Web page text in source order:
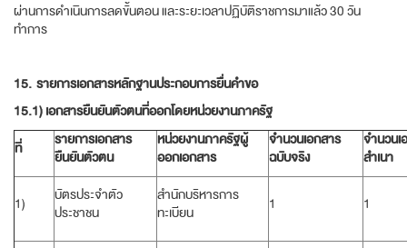
ผ่านการดำเนินการลดขั้นตอน และระยะเวลาปฏิบัติราชการมาแล้ว 30 วัน
ทำการ
15. รายการเอกสารหลักฐานประกอบการยื่นคำขอ
15.1) เอกสารยืนยันตัวตนที่ออกโดยหน่วยงานภาครัฐ
ที่
รายการเอกสาร
ยืนยันตัวตน
หน่วยงานภาครัฐผู้
ออกเอกสาร
จำนวนเอกสาร
ฉบับจริง
จำนวนเ
สำเนา
1)
บัตรประจำตัว
ประชาชน
สำนักบริหารการ
ทะเบียน
1 1